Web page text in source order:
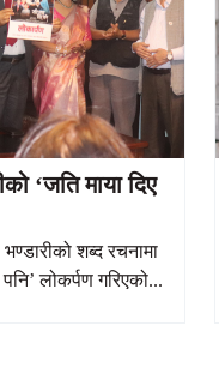
‘जति माया दिए
शब्द रचनामा
लोकर्पण गरिएको...